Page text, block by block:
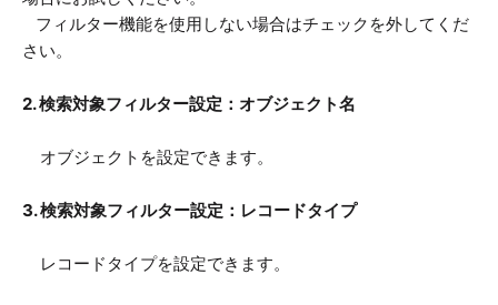
フィルター機能を使用しない場合はチェックを外してくだ
さい。
2. 検索対象フィルター設定：オブジェクト名
オブジェクトを設定できます。
3. 検索対象フィルター設定：レコードタイプ
レコードタイプを設定できます。